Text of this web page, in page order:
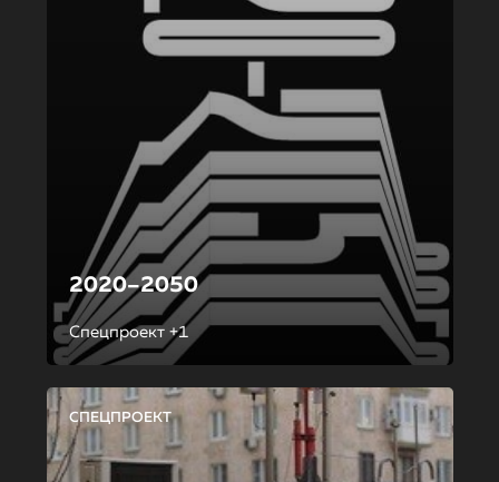
2020–2050
Спецпроект +1
СПЕЦПРОЕКТ